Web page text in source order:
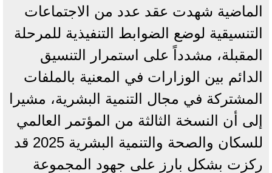
الماضية شهدت عقد عدد من الاجتماعات
التنسيقية لوضع الضوابط التنفيذية للمرحلة
المقبلة، مشدداً على استمرار التنسيق
الدائم بين الوزارات في المعنية بالملفات
المشتركة في مجال التنمية البشرية، مشيرا
إلى أن النسخة الثالثة من المؤتمر العالمي
للسكان والصحة والتنمية البشرية 2025 قد
ركزت بشكل بارز على جهود المجموعة